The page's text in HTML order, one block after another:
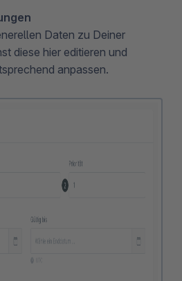
Daten zu Deiner
diese hier editieren und
anpassen.